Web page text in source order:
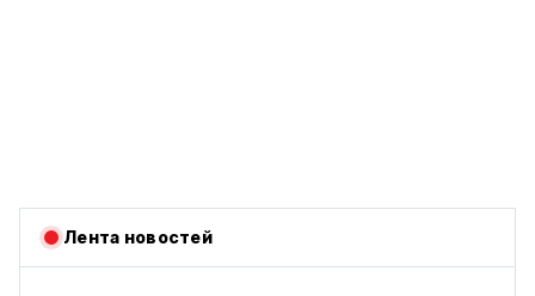
Лента новостей